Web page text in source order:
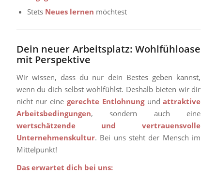
Stets Neues lernen möchtest
Dein neuer Arbeitsplatz: Wohlfühloase
mit Perspektive
Wir wissen, dass du nur dein Bestes geben kannst,
wenn du dich selbst wohlfühlst. Deshalb bieten wir dir
nicht nur eine gerechte Entlohnungundattraktive
Arbeitsbedingungen, sondern auch eine
wertschätzende und vertrauensvolle
Unternehmenskultur. Bei uns steht der Mensch im
Mittelpunkt!
Das erwartet dich bei uns: